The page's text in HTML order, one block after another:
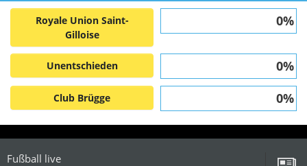
Royale Union Saint-
Gilloise
0%
Unentschieden 0%
Club Brügge 0%
Fußball live